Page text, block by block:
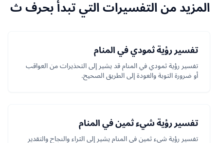
المزيد من التفسيرات التي تبدأ بحرف ث
تفسير رؤية ثمودي في المنام
تفسير رؤية ثمودي في المنام قد يشير إلى التحذيرات من العواقب
أو ضرورة التوبة والعودة إلى الطريق الصحيح.
تفسير رؤية شيء ثمين في المنام
تفسير رؤية شيء ثمين في المنام يشير إلى الثراء والنجاح والتقدير